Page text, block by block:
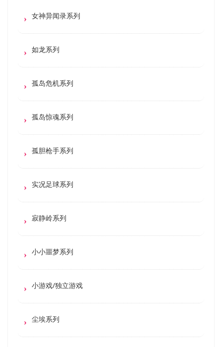
女神异闻录系列
如龙系列
孤岛危机系列
孤岛惊魂系列
孤胆枪手系列
实况足球系列
寂静岭系列
小小噩梦系列
小游戏/独立游戏
尘埃系列